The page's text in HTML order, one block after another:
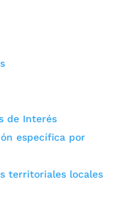
de Interés
específica por
territoriales locales
con la
ampliar el